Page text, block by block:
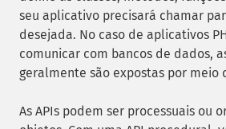
seu aplicativo precisará chamar
desejada. No caso de aplicativos
comunicar com bancos de dados,
geralmente são expostas por meio
As APIs podem ser processuais ou